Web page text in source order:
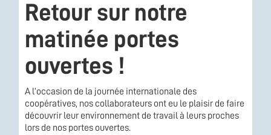
Retour sur notre
matinée portes
ouvertes !
A l’occasion de la journée internationale des
coopératives, nos collaborateurs ont eu le plaisir de faire
découvrir leur environnement de travail à leurs proches
lors de nos portes ouvertes.